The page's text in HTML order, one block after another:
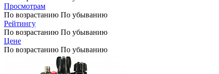
Просмотрам
По возрастанию По убыванию
Рейтингу
По возрастанию По убыванию
Цене
По возрастанию По убыванию